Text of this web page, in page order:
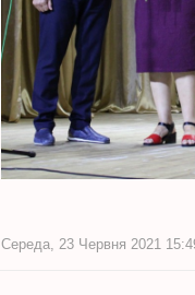
Середа, 23 Червня 2021